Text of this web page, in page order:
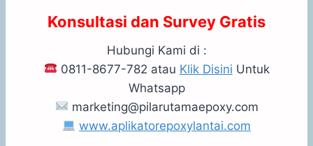
Konsultasi dan Survey Gratis
Hubungi Kami di :
0811-8677-782 atau Klik Disini Untuk
Whatsapp
marketing@pilarutamaepoxy.com
www.aplikatorepoxylantai.com